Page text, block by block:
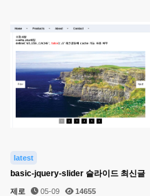
latest
basic-jquery-slider 슬라이드 최신글
제로 05-09 14655